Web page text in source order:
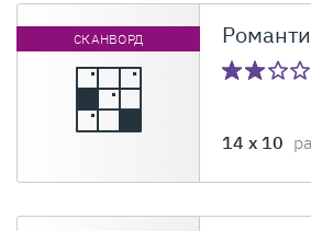
СКАНВОРД
14 x 10